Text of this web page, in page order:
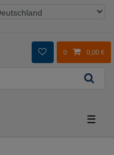
0 0,00 €
☰